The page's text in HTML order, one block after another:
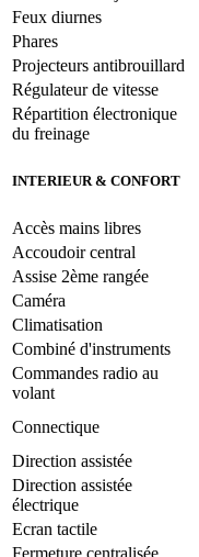
Feux diurnes
Phares
Projecteurs antibrouillard
Régulateur de vitesse
Répartition électronique
du freinage
INTERIEUR & CONFORT
Accès mains libres
Accoudoir central
Assise 2ème rangée
Caméra
Climatisation
Combiné d'instruments
Commandes radio au
volant
Connectique
Direction assistée
Direction assistée
électrique
Ecran tactile
Fermeture centralisée